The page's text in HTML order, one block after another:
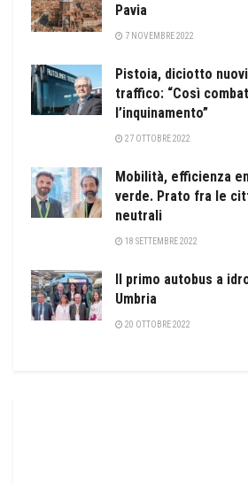
Pavia
7 NOVEMBRE 2022
Pistoia, diciotto
traffico: “Così
l’inquinamento”
27 OTTOBRE 2022
Mobilità, efficienza
verde. Prato fra le
neutrali
18 SETTEMBRE 2022
Il primo autobus a
Umbria
20 OTTOBRE 2022